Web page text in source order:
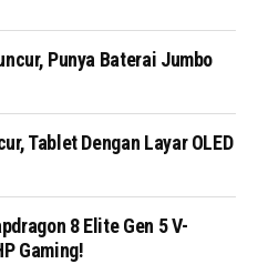
Punya Baterai Jumbo
Tablet Dengan Layar OLED
8 Elite Gen 5 V-
Gaming!